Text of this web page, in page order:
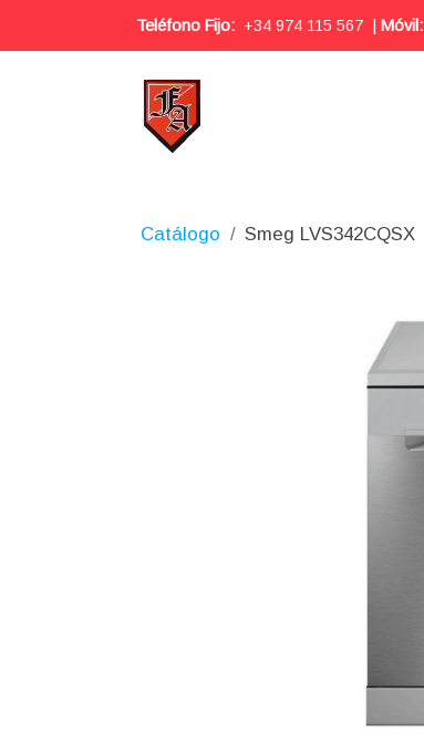
Teléfono Fijo: +34 974 115 567 Móvil:
Catálogo Smeg LVS342CQSX